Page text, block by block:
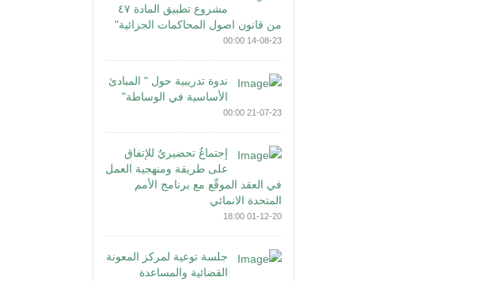
مشروع تطبيق المادة ٤٧
من قانون اصول المحاكمات الجزائية"
14-08-23 00:00
ندوة تدريبية حول " المبادئ
الأساسية في الوساطة"
21-07-23 00:00
إجتماعٌ تحضيريٌ للإتفاق
على طريقة ومنهجية العمل
في العقد الموقّع مع برنامج الأمم
المتحدة الانمائي
01-12-20 18:00
جلسة توعية لمركز المعونة
القضائية والمساعدة